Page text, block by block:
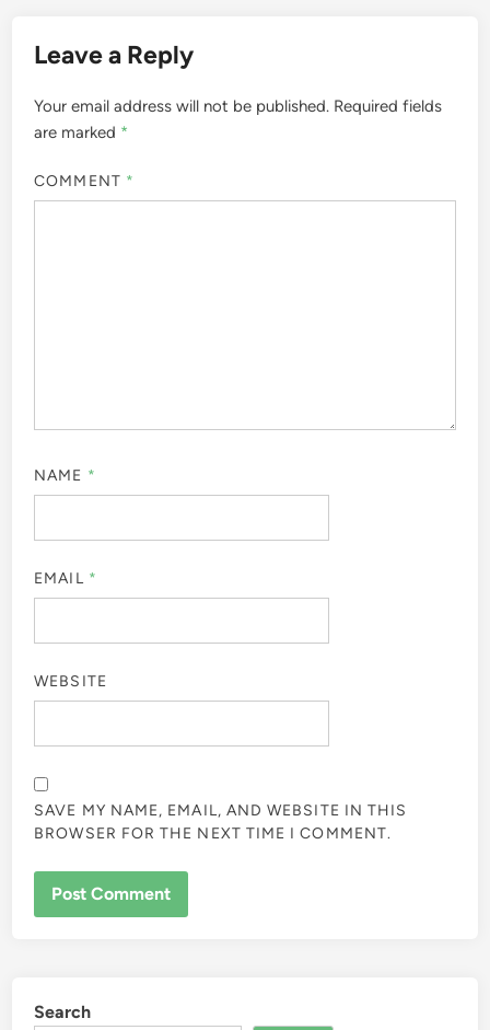
Leave a Reply
Your email address will not be published. Required fields
are marked *
COMMENT *
NAME *
EMAIL *
WEBSITE
SAVE MY NAME, EMAIL, AND WEBSITE IN THIS
BROWSER FOR THE NEXT TIME I COMMENT.
Search